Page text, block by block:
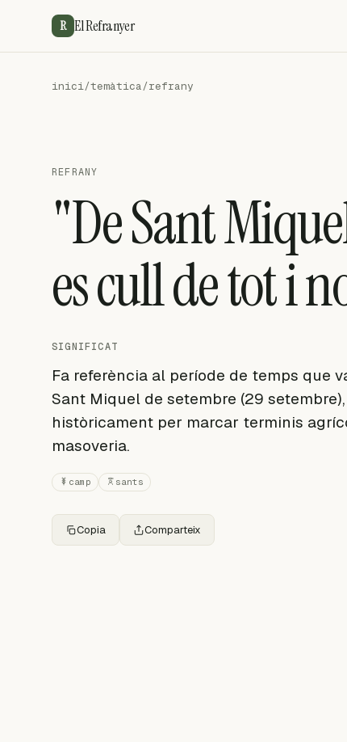
R El Refranyer
inici/temàtica/refrany
REFRANY
"De Sant
es cull de tot i
SIGNIFICAT
Fa referència al període de temps que
Sant Miquel de setembre (29
històricament per marcar terminis
masoveria.
camp sants
Copia Comparteix